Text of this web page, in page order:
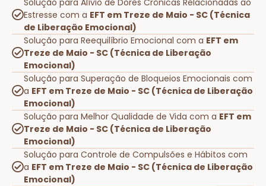
Estresse com a EFT em Treze de Maio - SC (Técnica
de Liberação Emocional)
Solução para Reequilíbrio Emocional com a EFT em
Treze de Maio - SC (Técnica de Liberação
Emocional)
Solução para Superação de Bloqueios Emocionais com
a EFT em Treze de Maio - SC (Técnica de Liberação
Emocional)
Solução para Melhor Qualidade de Vida com a EFT em
Treze de Maio - SC (Técnica de Liberação
Emocional)
Solução para Controle de Compulsões e Hábitos com
a EFT em Treze de Maio - SC (Técnica de Liberação
Emocional)